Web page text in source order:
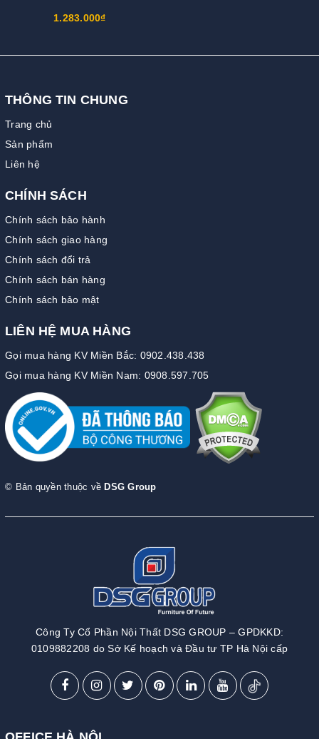
1.283.000₫
THÔNG TIN CHUNG
Trang chủ
Sản phẩm
Liên hệ
CHÍNH SÁCH
Chính sách bảo hành
Chính sách giao hàng
Chính sách đổi trả
Chính sách bán hàng
Chính sách bảo mật
LIÊN HỆ MUA HÀNG
Gọi mua hàng KV Miền Bắc: 0902.438.438
Gọi mua hàng KV Miền Nam: 0908.597.705
© Bản quyền thuộc về DSG Group
Công Ty Cổ Phần Nội Thất DSG GROUP – GPDKKD:
0109882208 do Sở Kế hoạch và Đầu tư TP Hà Nội cấp